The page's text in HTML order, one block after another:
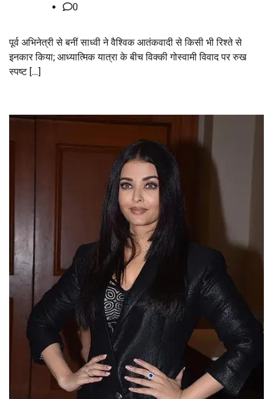
0
पूर्व अभिनेत्री से बनीं साध्वी ने वैश्विक आतंकवादी से किसी भी रिश्ते से
इनकार किया; आध्यात्मिक यात्रा के बीच विक्की गोस्वामी विवाद पर रुख
स्पष्ट […]